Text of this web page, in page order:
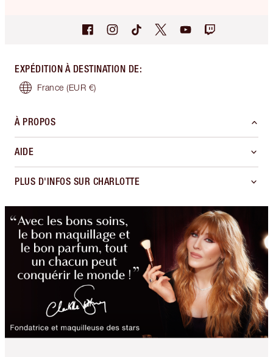
EXPÉDITION À DESTINATION DE:
France (EUR €)
À PROPOS
AIDE
PLUS D'INFOS SUR CHARLOTTE